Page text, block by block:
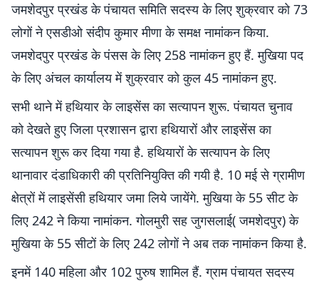
जमशेदपुर प्रखंड के पंचायत समिति सदस्य के लिए शुक्रवार को 73
लोगों ने एसडीओ संदीप कुमार मीणा के समक्ष नामांकन किया.
जमशेदपुर प्रखंड के पंसस के लिए 258 नामांकन हुए हैं. मुखिया पद
के लिए अंचल कार्यालय में शुक्रवार को कुल 45 नामांकन हुए.
सभी थाने में हथियार के लाइसेंस का सत्यापन शुरू. पंचायत चुनाव
को देखते हुए जिला प्रशासन द्वारा हथियारों और लाइसेंस का
सत्यापन शुरू कर दिया गया है. हथियारों के सत्यापन के लिए
थानावार दंडाधिकारी की प्रतिनियुक्ति की गयी है. 10 मई से ग्रामीण
क्षेत्रों में लाइसेंसी हथियार जमा लिये जायेंगे. मुखिया के 55 सीट के
लिए 242 ने किया नामांकन. गोलमुरी सह जुगसलाई( जमशेदपुर) के
मुखिया के 55 सीटों के लिए 242 लोगों ने अब तक नामांकन किया है.
इनमें 140 महिला और 102 पुरुष शामिल हैं. ग्राम पंचायत सदस्य